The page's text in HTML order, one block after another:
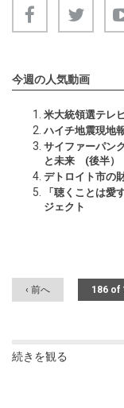
今週の人気動画
米大統領選テレ
ハイチ地震現地
サイファーパン
と未来 (後半）
デトロイト市の
「聴くことは愛
ジェクト
‹ 前へ 186 of
続きを観る